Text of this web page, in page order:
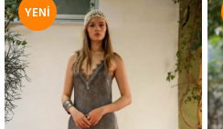
YENI
ÜRÜN